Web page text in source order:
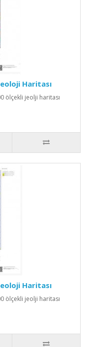
Haritası
ölçekli jeolji haritası
Haritası
ölçekli jeolji haritası